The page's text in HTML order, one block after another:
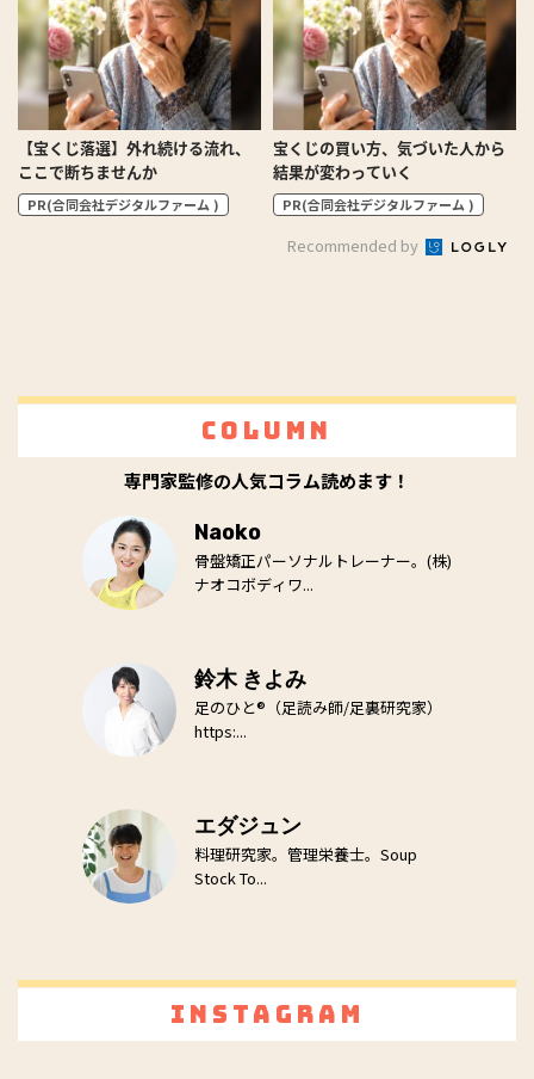
【宝くじ落選】外れ続ける流れ、
ここで断ちませんか
PR(合同会社デジタルファーム )
宝くじの買い方、気づいた人から
結果が変わっていく
PR(合同会社デジタルファーム )
Recommended by
Column
専門家監修の人気コラム読めます！
Naoko
骨盤矯正パーソナルトレーナー。(株)
ナオコボディワ...
鈴木 きよみ
足のひと®（足読み師/足裏研究家）
https:...
エダジュン
料理研究家。管理栄養士。Soup
Stock To...
Instagram